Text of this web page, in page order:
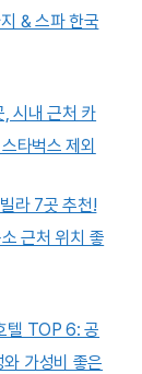
& 스파 한국
시내 근처 카
타벅스 제외
라 7곳 추천!
근처 위치 좋
텔 TOP 6: 공
가성비 좋은